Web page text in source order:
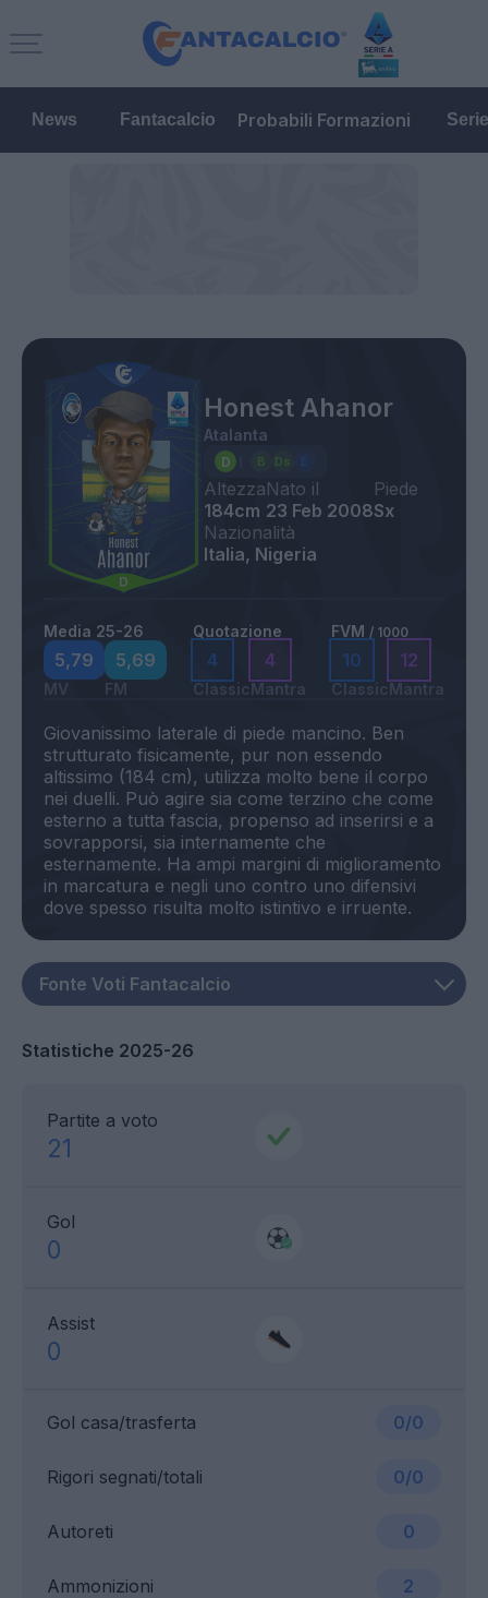
News Fantacalcio Probabili Formazioni
Honest Ahanor
Atalanta
Altezza
184cm
Nato il
23 Feb 2008
Piede
Sx
Nazionalità
Italia, Nigeria
Media 25-26
5,79
MV
5,69
FM
Quotazione
4
Classic
4
Mantra
FVM / 1000
10
Classic
12
Mantra
Giovanissimo laterale di piede mancino. Ben
strutturato fisicamente, pur non essendo
altissimo (184 cm), utilizza molto bene il corpo
nei duelli. Può agire sia come terzino che come
esterno a tutta fascia, propenso ad inserirsi e a
sovrapporsi, sia internamente che
esternamente. Ha ampi margini di miglioramento
in marcatura e negli uno contro uno difensivi
Statistiche 2025-26
Partite a voto
21
Gol
0
Assist
0
Gol casa/trasferta 0/0
Ammonizioni 2
Rigori segnati/totali 0/0
Autoreti 0